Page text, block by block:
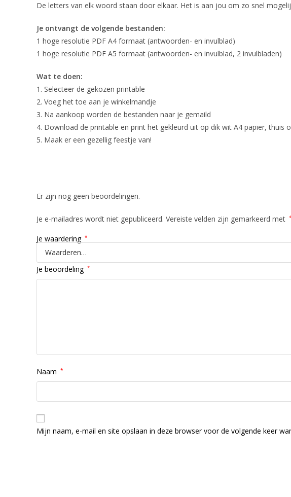
De letters van elk woord staan door elkaar. Het is aan jou om zo snel
Je ontvangt de volgende bestanden:
1 hoge resolutie PDF A4 formaat (antwoorden- en invulblad)
1 hoge resolutie PDF A5 formaat (antwoorden- en invulblad, 2 invulbladen)
Wat te doen:
1. Selecteer de gekozen printable
2. Voeg het toe aan je winkelmandje
3. Na aankoop worden de bestanden naar je gemaild
4. Download de printable en print het gekleurd uit op dik wit A4 papier, thuis
5. Maak er een gezellig feestje van!
Er zijn nog geen beoordelingen.
Je e-mailadres wordt niet gepubliceerd. Vereiste velden zijn gemarkeerd met *
Je waardering *
Je beoordeling *
Naam *
Mijn naam, e-mail en site opslaan in deze browser voor de volgende keer